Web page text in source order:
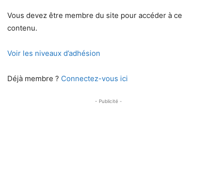
Vous devez être membre du site pour accéder à ce
contenu.
Voir les niveaux d’adhésion
Déjà membre ? Connectez-vous ici
- Publicité -